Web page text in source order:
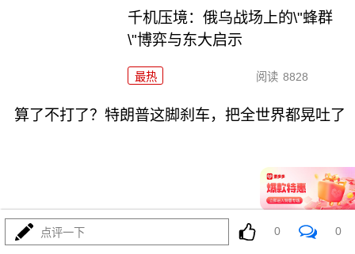
千机压境：俄乌战场上的\"蜂群
\"博弈与东大启示
最热 阅读 8828
算了不打了？特朗普这脚刹车，把全世界都晃吐了
最热 阅读 16136
点评一下 0 0